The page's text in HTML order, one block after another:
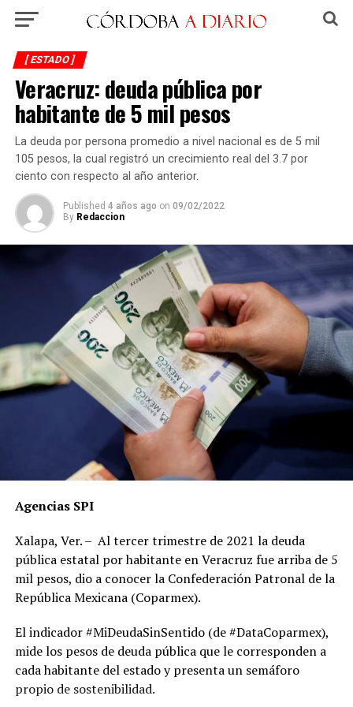
[ ESTADO ]
Veracruz: deuda pública por
habitante de 5 mil pesos
La deuda por persona promedio a nivel nacional es de 5 mil
105 pesos, la cual registró un crecimiento real del 3.7 por
ciento con respecto al año anterior.
Published 4 años ago on 09/02/2022
By Redaccion
Agencias SPI
Xalapa, Ver. – Al tercer trimestre de 2021 la deuda
pública estatal por habitante en Veracruz fue arriba de 5
mil pesos, dio a conocer la Confederación Patronal de la
República Mexicana (Coparmex).
El indicador #MiDeudaSinSentido (de #DataCoparmex),
mide los pesos de deuda pública que le corresponden a
cada habitante del estado y presenta un semáforo
propio de sostenibilidad.